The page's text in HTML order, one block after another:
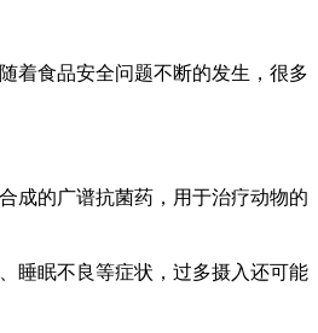
着食品安全问题不断的发生，很多
成的广谱抗菌药，用于治疗动物的
睡眠不良等症状，过多摄入还可能